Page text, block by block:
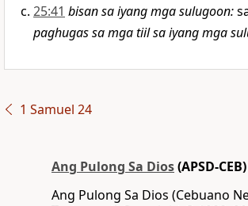
25:41 bisan sa iyang mga sulugoon:
paghugas sa mga tiil sa iyang mga
1 Samuel 24
Ang Pulong Sa Dios(APSD-CEB)
Ang Pulong Sa Dios (Cebuano